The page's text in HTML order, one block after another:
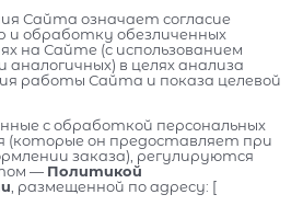
Сайта означает согласие
и обработку обезличенных
на Сайте (с использованием
аналогичных) в целях анализа
работы Сайта и показа целевой
с обработкой персональных
(которые он предоставляет при
заказа), регулируются
— Политикой
, размещенной по адресу: [